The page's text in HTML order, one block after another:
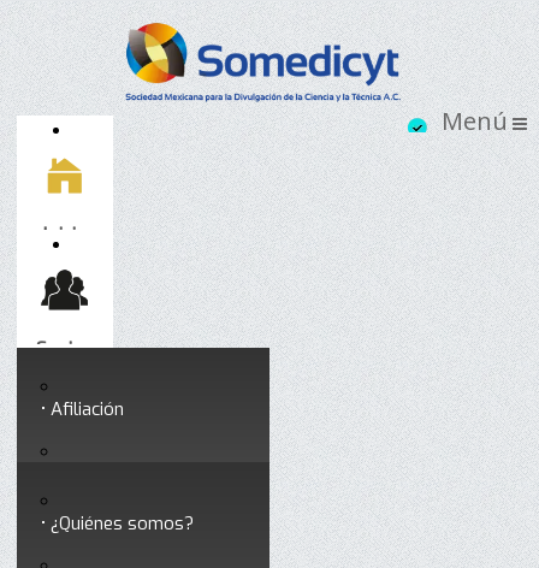
Inicio
Socios
Afiliación
Testimonios
Somedicyt
¿Quiénes somos?